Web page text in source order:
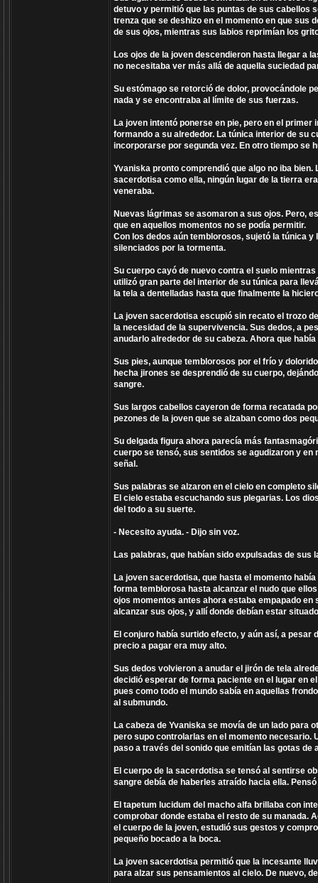
detuvo y permitió que las puntas de sus cabellos
trenza que se deshizo en el momento en que sus
de sus ojos, mientras sus labios reprimían los
Los ojos de la joven descendieron hasta llegar a
no necesitaba ver más allá de aquella suciedad
Su estómago se retorció de dolor, provocándole
nada y se encontraba al límite de sus fuerzas.
La joven intentó ponerse en pie, pero en el
formando a su alrededor. La túnica interior de su
incorporarse por segunda vez. En otro tiempo se
Yvaniska pronto comprendió que algo no iba
sacerdotisa como ella, ningún lugar de la tierra
veneraba.
Nuevas lágrimas se asomaron a sus ojos. Pero,
que en aquellos momentos no se podía permitir.
Con los dedos aún temblorosos, sujetó la túnica
silenciados por la tormenta.
Su cuerpo cayó de nuevo contra el suelo
utilizó gran parte del interior de su túnica para
la tela a dentelladas hasta que finalmente la
La joven sacerdotisa escupió sin recato el trozo
la necesidad de la supervivencia. Sus dedos, a
anudarlo alrededor de su cabeza. Ahora que
Sus pies, aunque temblorosos por el frío y
hecha jirones se desprendió de su cuerpo,
sangre.
Sus largos cabellos cayeron de forma recatada
pezones de la joven que se alzaban como dos
Su delgada figura ahora parecía más
cuerpo se tensó, sus sentidos se agudizaron y
señal.
Sus palabras se alzaron en el cielo en completo
El cielo estaba escuchando sus plegarias. Los
del todo a su suerte.
- Necesito ayuda. - Dijo sin voz.
Las palabras, que habían sido expulsadas de
La joven sacerdotisa, que hasta el momento
forma temblorosa hasta alcanzar el nudo que
ojos momentos antes ahora estaba empapado
alcanzar sus ojos, y allí donde debían estar
El conjuro había surtido efecto, y aún así, a pesar
precio a pagar era muy alto.
Sus dedos volvieron a anudar el jirón de tela
decidió esperar de forma paciente en el lugar en
pues como todo el mundo sabía en aquellas
al submundo.
La cabeza de Yvaniska se movía de un lado
pero supo controlarlas en el momento necesario.
paso a través del sonido que emitían las gotas de
El cuerpo de la sacerdotisa se tensó al sentirse
sangre debía de haberles atraído hacia ella.
El tapetum lucidum del macho alfa brillaba con
comprobar donde estaba el resto de su manada.
el cuerpo de la joven, estudió sus gestos y
pequeño bocado a la boca.
La joven sacerdotisa permitió que la incesante
para alzar sus pensamientos al cielo. De nuevo,